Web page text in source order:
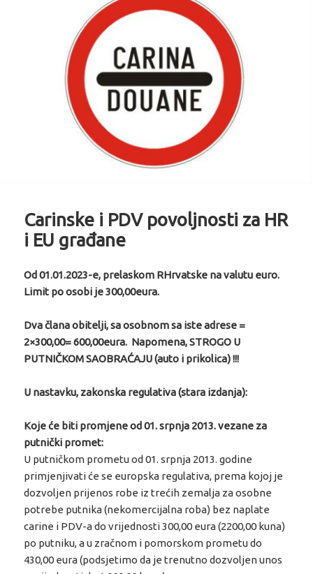
Carinske i PDV povoljnosti za HR
i EU građane
Od 01.01.2023-e, prelaskom RHrvatske na valutu euro.
Limit po osobi je 300,00eura.
Dva člana obitelji, sa osobnom sa iste adrese =
2×300,00= 600,00eura. Napomena, STROGO U
PUTNIČKOM SAOBRAĆAJU (auto i prikolica) !!!
U nastavku, zakonska regulativa (stara izdanja):
Koje će biti promjene od 01. srpnja 2013. vezane za
putnički promet:
U putničkom prometu od 01. srpnja 2013. godine
primjenjivati će se europska regulativa, prema kojoj je
dozvoljen prijenos robe iz trećih zemalja za osobne
potrebe putnika (nekomercijalna roba) bez naplate
carine i PDV-a do vrijednosti 300,00 eura (2200,00 kuna)
po putniku, a u zračnom i pomorskom prometu do
430,00 eura (podsjetimo da je trenutno dozvoljen unos